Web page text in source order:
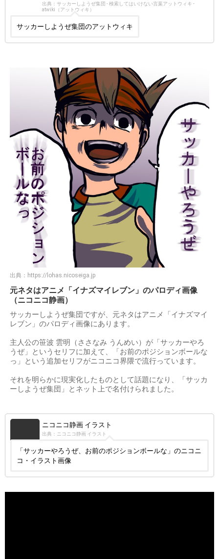
出典：サッカーしようぜ集団 - 検索してはいけない言葉アットウィキ -
atwiki（アットウィキ）
サッカーしようぜ集団のアットウィキ
出典： https://lohas.nicoseiga.jp
元ネタはアニメ「イナズマイレブン」のパロディ画像
（ニコニコ静画）
サッカーしようぜ集団ですが、元ネタはアニメ「イナズマイ
レブン」のパロディ画像にあります。
主人公の笹波 雲明（ささなみ うんめい）が「サッカーやろ
うぜ」というセリフに加えて、「お前のポジションボールな
っ」という追加セリフがニコニコ界隈で流行っています。
それを明らかに現実化したものとして話題になり、「サッカ
ーしようぜ集団」とネット上で名付けられました。
ニコニコ静画 イラスト
出典：ニコニコ静画 イラスト
「サッカーやろうぜ、お前のポジションボールな」のニコニ
コ・イラスト画像